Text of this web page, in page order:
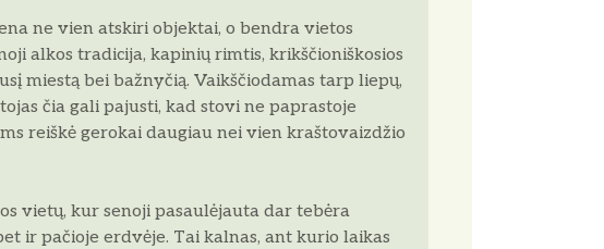
ne vien atskiri objektai, o bendra vietos
alkos tradicija, kapinių rimtis, krikščioniškosios
miestą bei bažnyčią. Vaikščiodamas tarp liepų,
čia gali pajusti, kad stovi ne paprastoje
reiškė gerokai daugiau nei vien kraštovaizdžio
vietų, kur senoji pasaulėjauta dar tebėra
ir pačioje erdvėje. Tai kalnas, ant kurio laikas